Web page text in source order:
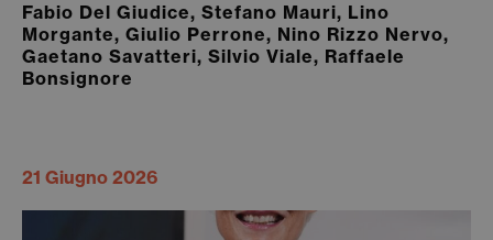
Fabio Del Giudice, Stefano Mauri, Lino
Morgante, Giulio Perrone, Nino Rizzo Nervo,
Gaetano Savatteri, Silvio Viale, Raffaele
Bonsignore
21 Giugno 2026